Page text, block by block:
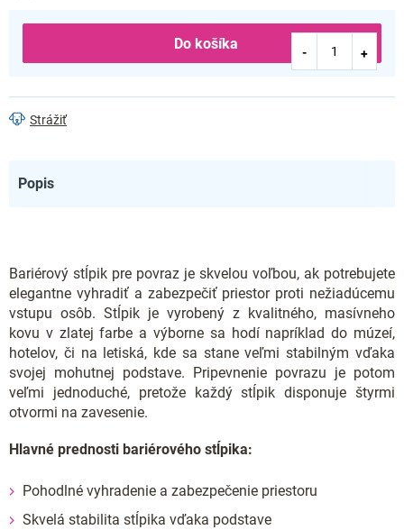
Do košíka
Strážiť
Popis
Bariérový stĺpik pre povraz je skvelou voľbou, ak potrebujete
elegantne vyhradiť a zabezpečiť priestor proti nežiadúcemu
vstupu osôb. Stĺpik je vyrobený z kvalitného, masívneho
kovu v zlatej farbe a výborne sa hodí napríklad do múzeí,
hotelov, či na letiská, kde sa stane veľmi stabilným vďaka
svojej mohutnej podstave. Pripevnenie povrazu je potom
veľmi jednoduché, pretože každý stĺpik disponuje štyrmi
otvormi na zavesenie.
Hlavné prednosti bariérového stĺpika:
Pohodlné vyhradenie a zabezpečenie priestoru
Skvelá stabilita stĺpika vďaka podstave